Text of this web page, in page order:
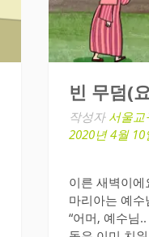
빈 무덤(
작성자 서울교
2020년 4월 10
이른 새벽이
마리아는 예
“어머, 예수님